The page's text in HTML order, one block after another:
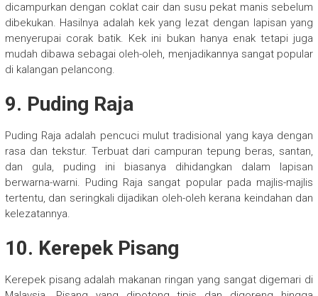
dicampurkan dengan coklat cair dan susu pekat manis sebelum
dibekukan. Hasilnya adalah kek yang lezat dengan lapisan yang
menyerupai corak batik. Kek ini bukan hanya enak tetapi juga
mudah dibawa sebagai oleh-oleh, menjadikannya sangat popular
di kalangan pelancong.
9. Puding Raja
Puding Raja adalah pencuci mulut tradisional yang kaya dengan
rasa dan tekstur. Terbuat dari campuran tepung beras, santan,
dan gula, puding ini biasanya dihidangkan dalam lapisan
berwarna-warni. Puding Raja sangat popular pada majlis-majlis
tertentu, dan seringkali dijadikan oleh-oleh kerana keindahan dan
kelezatannya.
10. Kerepek Pisang
Kerepek pisang adalah makanan ringan yang sangat digemari di